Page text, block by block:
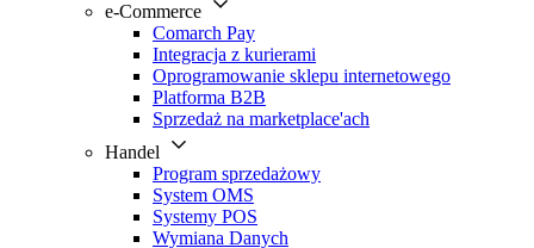
e-Commerce
Comarch Pay
Integracja z kurierami
Oprogramowanie sklepu internetowego
Platforma B2B
Sprzedaż na marketplace'ach
Handel
Program sprzedażowy
System OMS
Systemy POS
Wymiana Danych